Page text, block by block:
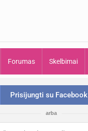
Forumas Skelbimai
Prisijungti su Facebook
arba